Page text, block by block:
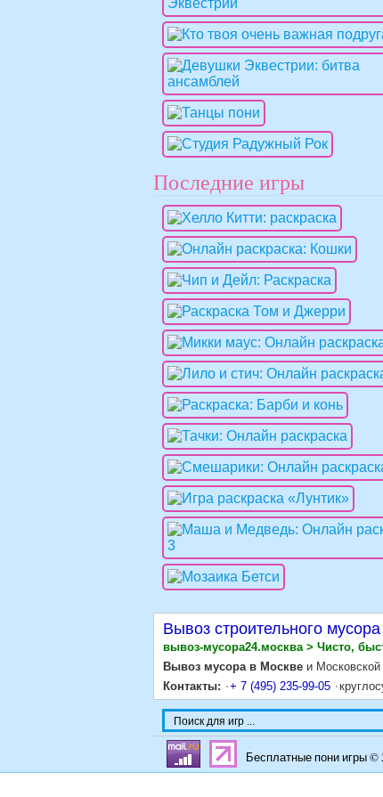
Последние игры
Вывоз строительного мусора
вывоз-мусора24.москва > Чисто,
Вывоз мусора в Москве и Московской
Контакты:
+ 7 (495) 235-99-05
Бесплатные пони игры ©